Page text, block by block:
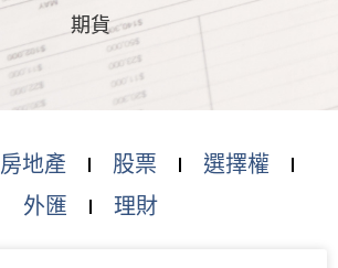
期貨
房地產 股票
選擇權
外匯
理財